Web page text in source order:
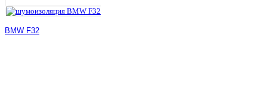
BMW F32